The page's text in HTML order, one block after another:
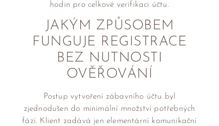
hodin pro celkové verifikaci účtu.
JAKÝM ZPŮSOBEM
FUNGUJE REGISTRACE
BEZ NUTNOSTI
OVĚŘOVÁNÍ
Postup vytvoření zábavního účtu byl
zjednodušen do minimální množství potřebných
fází. Klient zadává jen elementární komunikační